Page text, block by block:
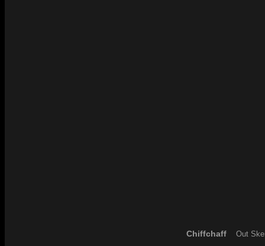
Chiffchaff Out